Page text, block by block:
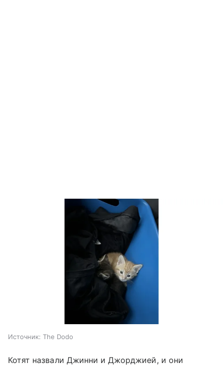
Источник: The Dodo
Котят назвали Джинни и Джорджией, и они